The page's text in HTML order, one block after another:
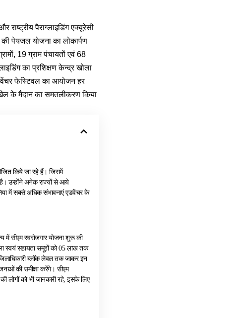
राष्ट्रीय पैराग्लाइडिंग एक्यूरेसी
पेयजल योजना का लोकार्पण
19 ग्राम पंचायतों एवं 68
का प्रशिक्षण केन्द्र खोला
फेस्टिवल का आयोजन हर
खेल के मैदान का समतलीकरण किया
किये जा रहे हैं। जिसमें
है। उन्होंने अनेक राज्यों से आये
में सबसे अधिक संभावनाएं एडवेंचर के
में सीएम स्वरोजगार योजना शुरू की
स्वयं सहायता समूहों को 05 लाख तक
ब्लॉक लेवल तक जाकर इन
की समीक्षा करेंगे। सीएम
लोगों को भी जानकारी रहे, इसके लिए